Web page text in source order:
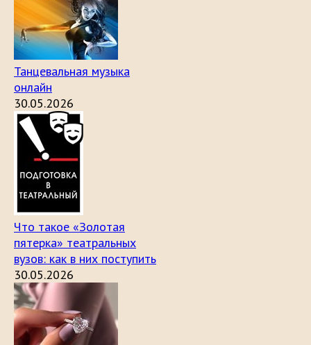
Танцевальная музыка
онлайн
30.05.2026
Что такое «Золотая
пятерка» театральных
вузов: как в них поступить
30.05.2026